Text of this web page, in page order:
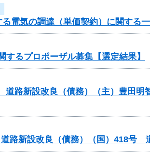
電気の調達（単価契約）に関する
するプロポーザル募集【選定結果】
道路新設改良（債務）（主）豊田
路新設改良（債務）（国）418号